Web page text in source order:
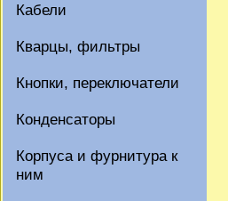
Кабели
Кварцы, фильтры
Кнопки, переключатели
Конденсаторы
Корпуса и фурнитура к
ним